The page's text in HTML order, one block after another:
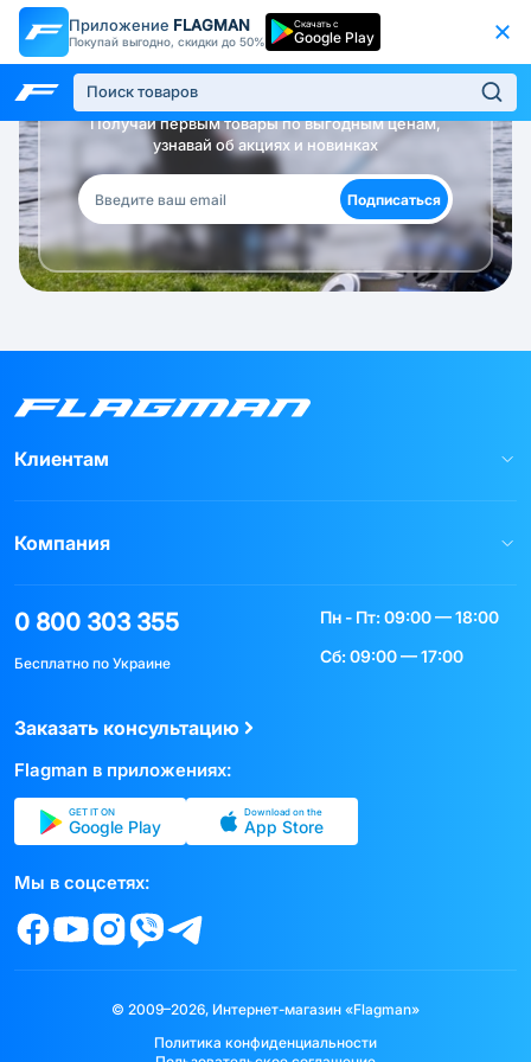
Приложение FLAGMAN
Покупай выгодно, скидки до 50%
Скачать с
Google Play
Будь в курсе!
Получай первым товары по выгодным ценам,
узнавай об акциях и новинках
Подписаться
Клиентам
Компания
0 800 303 355
Бесплатно по Украине
Пн - Пт: 09:00 — 18:00
Сб: 09:00 — 17:00
Заказать консультацию
Flagman в приложениях:
GET IT ON
Google Play
Download on the
App Store
Мы в соцсетях:
© 2009–2026, Интернет-магазин «Flagman»
Политика конфиденциальности